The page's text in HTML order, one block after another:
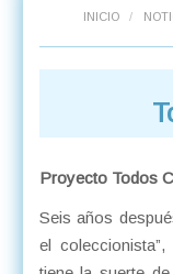
INICIO /
Proyecto Todos
Seis años
el